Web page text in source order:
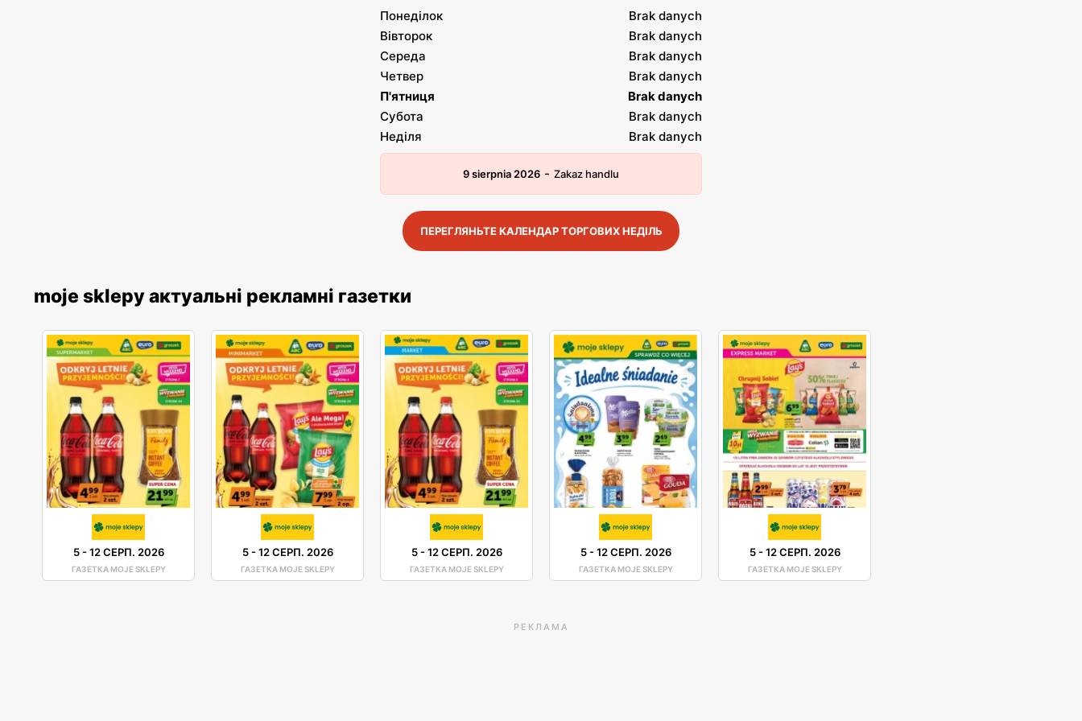
Понеділок
Brak danych
Вівторок
Brak danych
Середа
Brak danych
Четвер
Brak danych
П'ятниця
Brak danych
Субота
Brak danych
Неділя
Brak danych
9 sierpnia 2026 - Zakaz handlu
ПЕРЕГЛЯНЬТЕ КАЛЕНДАР ТОРГОВИХ НЕДІЛЬ
moje sklepy актуальні рекламні газетки
5-12 СЕРП. 2026
ГАЗЕТКА MOJE SKLEPY
5-12 СЕРП. 2026
ГАЗЕТКА MOJE SKLEPY
5-12 СЕРП. 2026
ГАЗЕТКА MOJE SKLEPY
5-12 СЕРП. 2026
ГАЗЕТКА MOJE SKLEPY
5-12 СЕРП. 2026
ГАЗЕТКА MOJE SKLEPY
РЕКЛАМА